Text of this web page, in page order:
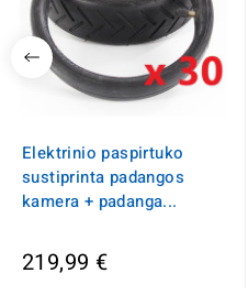
Elektrinio paspirtuko
sustiprinta padangos
kamera + padanga...
219,99 €